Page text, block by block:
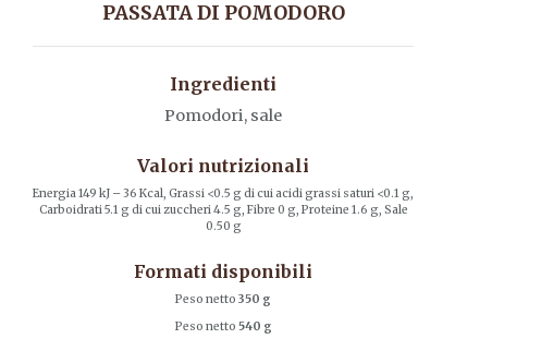
PASSATA DI POMODORO
Ingredienti
Pomodori, sale
Valori nutrizionali
Energia 149 kJ – 36 Kcal, Grassi <0.5 g di cui acidi grassi saturi <0.1 g,
Carboidrati 5.1 g di cui zuccheri 4.5 g, Fibre 0 g, Proteine 1.6 g, Sale
0.50 g
Formati disponibili
Peso netto 350 g
Peso netto 540 g